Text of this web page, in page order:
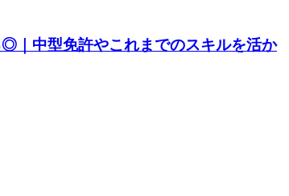
｜中型免許やこれまでのスキルを活か